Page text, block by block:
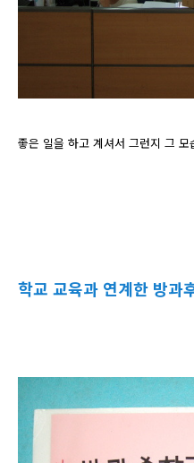
좋은 일을 하고 계셔서 그런지 그
학교 교육과 연계한 방과